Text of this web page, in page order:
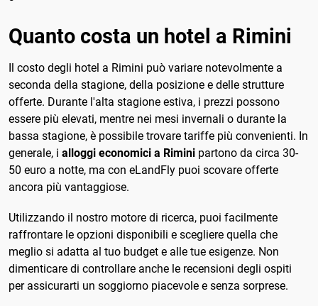
Quanto costa un hotel a Rimini
Il costo degli hotel a Rimini può variare notevolmente a
seconda della stagione, della posizione e delle strutture
offerte. Durante l'alta stagione estiva, i prezzi possono
essere più elevati, mentre nei mesi invernali o durante la
bassa stagione, è possibile trovare tariffe più convenienti. In
generale, i alloggi economici a Rimini partono da circa 30-
50 euro a notte, ma con eLandFly puoi scovare offerte
ancora più vantaggiose.
Utilizzando il nostro motore di ricerca, puoi facilmente
raffrontare le opzioni disponibili e scegliere quella che
meglio si adatta al tuo budget e alle tue esigenze. Non
dimenticare di controllare anche le recensioni degli ospiti
per assicurarti un soggiorno piacevole e senza sorprese.